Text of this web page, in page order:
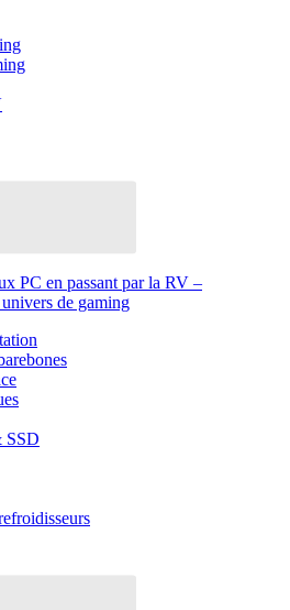
PC en passant par la RV –
de gaming
SSD